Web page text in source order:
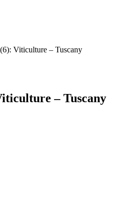
Viticulture – Tuscany
– Tuscany